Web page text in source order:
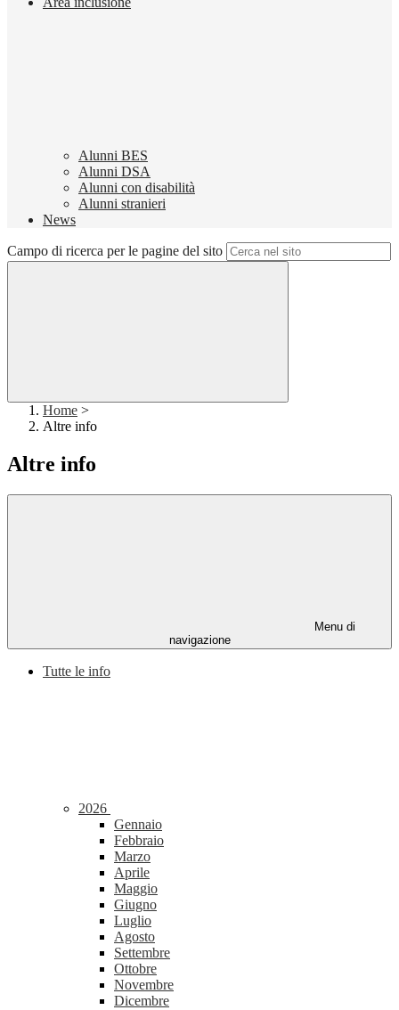
Alunni BES
Alunni DSA
Alunni con disabilità
Alunni stranieri
News
Campo di ricerca per le pagine del sito
Home >
Altre info
Altre info
Menu di
navigazione
Tutte le info
2026
Gennaio
Febbraio
Marzo
Aprile
Maggio
Giugno
Luglio
Agosto
Settembre
Ottobre
Novembre
Dicembre